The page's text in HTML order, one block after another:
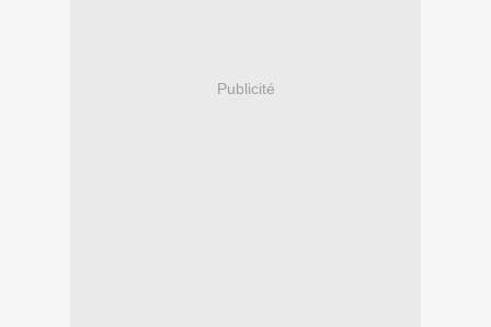
Publicité